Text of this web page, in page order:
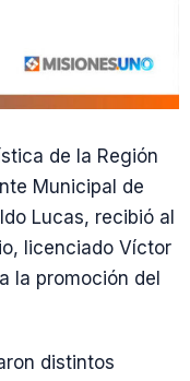
de la Región
Municipal de
Lucas, recibió al
licenciado Víctor
la promoción del
distintos